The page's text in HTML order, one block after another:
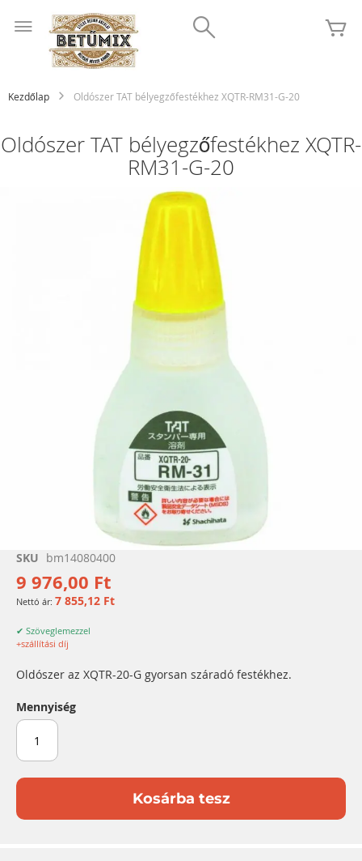
tartalomhoz
Kezdőlap Oldószer TAT bélyegzőfestékhez XQTR-RM31-G-20
Oldószer TAT bélyegzőfestékhez XQTR-
RM31-G-20
Ugrás
képgaléria
elejére
SKU bm14080400
9 976,00 Ft
7 855,12 Ft
✔ Szöveglemezzel
+szállítási díj
Oldószer az XQTR-20-G gyorsan száradó festékhez.
Mennyiség
Kosárba tesz